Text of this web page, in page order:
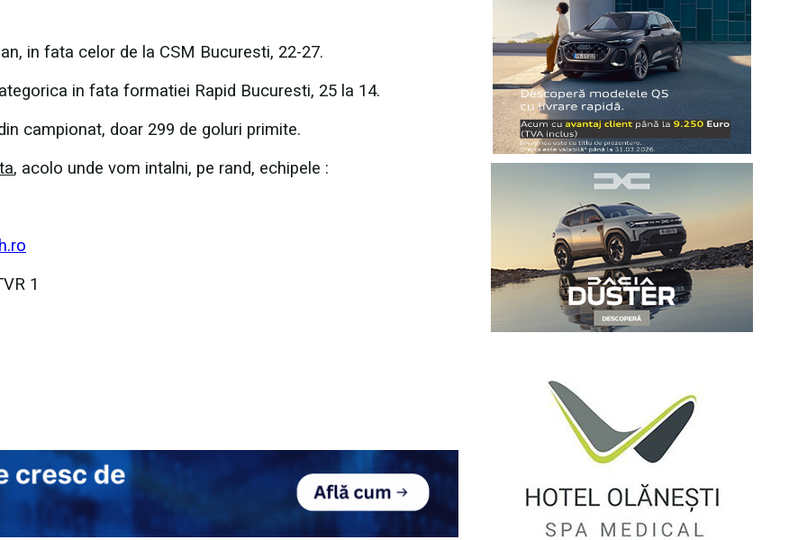
in fata celor de la CSM Bucuresti, 22-27.
in fata formatiei Rapid Bucuresti, 25 la 14.
campionat, doar 299 de goluri primite.
, acolo unde vom intalni, pe rand, echipele :
1